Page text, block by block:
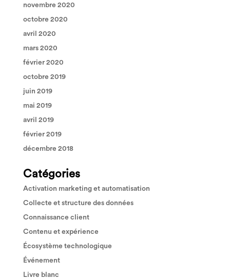
novembre 2020
octobre 2020
avril 2020
mars 2020
février 2020
octobre 2019
juin 2019
mai 2019
avril 2019
février 2019
décembre 2018
Catégories
Activation marketing et automatisation
Collecte et structure des données
Connaissance client
Contenu et expérience
Écosystème technologique
Événement
Livre blanc